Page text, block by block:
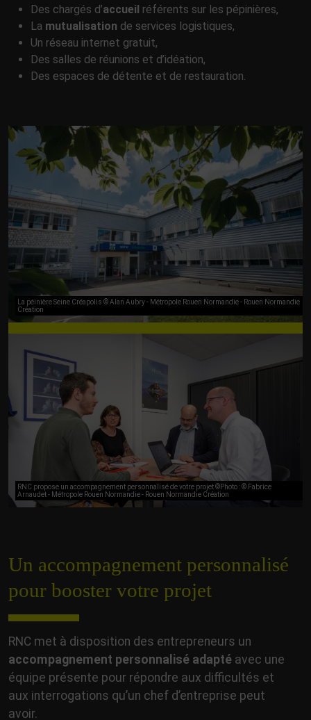
Des chargés d’accueil référents sur les pépinières,
La mutualisation de services logistiques,
Un réseau internet gratuit,
Des salles de réunions et d’idéation,
Des espaces de détente et de restauration.
La péinière Seine Créapolis © Alan Aubry - Métropole Rouen Normandie - Rouen Normandie
Création
RNC propose un accompagnement personnalisé de votre projet ©Photo : © Fabrice
Arnaudet - Métropole Rouen Normandie - Rouen Normandie Création
Un accompagnement personnalisé
pour booster votre projet
RNC met à disposition des entrepreneurs un
accompagnement personnalisé adapté avec une
équipe présente pour répondre aux difficultés et
aux interrogations qu’un chef d’entreprise peut
avoir.